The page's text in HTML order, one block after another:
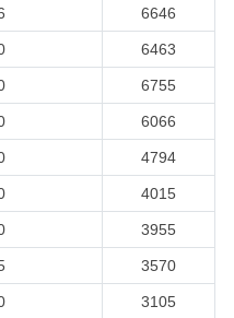
6646
6463
6755
6066
4794
4015
3955
3570
3105